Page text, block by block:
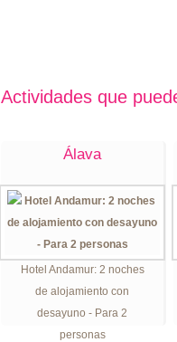
Actividades que
Álava
Hotel Andamur: 2 noches
de alojamiento con
desayuno - Para 2
personas